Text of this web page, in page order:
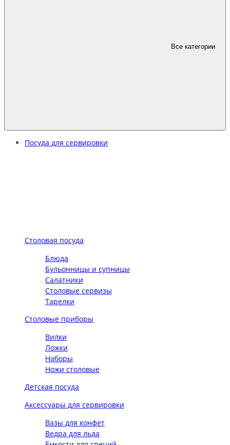
Все категории
Посуда для сервировки
Столовая посуда
Блюда
Бульонницы и супницы
Салатники
Столовые сервизы
Тарелки
Столовые приборы
Вилки
Ложки
Наборы
Ножи столовые
Детская посуда
Аксессуары для сервировки
Вазы для конфет
Ведра для льда